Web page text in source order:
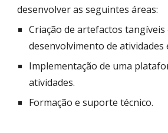
desenvolver as seguintes áreas:
Criação de artefactos tangíveis
desenvolvimento de atividades
Implementação de uma
atividades.
Formação e suporte técnico.